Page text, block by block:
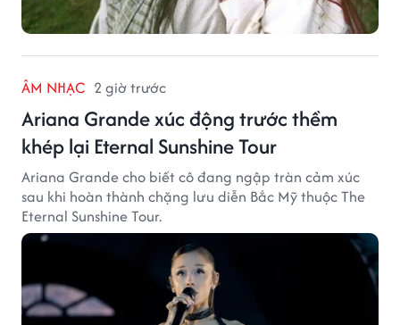
ÂM NHẠC 2 giờ trước
Ariana Grande xúc động trước thềm
khép lại Eternal Sunshine Tour
Ariana Grande cho biết cô đang ngập tràn cảm xúc
sau khi hoàn thành chặng lưu diễn Bắc Mỹ thuộc The
Eternal Sunshine Tour.